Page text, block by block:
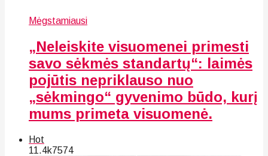
Mėgstamiausi
„Neleiskite visuomenei primesti
savo sėkmės standartų“: laimės
pojūtis nepriklauso nuo
„sėkmingo“ gyvenimo būdo, kurį
mums primeta visuomenė.
Hot
11.4k7574